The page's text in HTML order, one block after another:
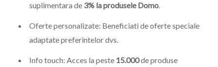
suplimentara de 3% la produsele Domo.
Oferte personalizate: Beneficiati de oferte speciale
adaptate preferintelor dvs.
Info touch: Acces la peste 15.000de produse